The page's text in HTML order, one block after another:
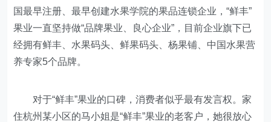
国最早注册、最早创建水果学院的果品连锁企业，“鲜丰”
果业一直坚持做“品牌果业、良心企业”，目前企业旗下已
经拥有鲜丰、水果码头、鲜果码头、杨果铺、中国水果营
养专家5个品牌。
对于“鲜丰”果业的口碑，消费者似乎最有发言权。家
住杭州某小区的马小姐是“鲜丰”果业的老客户，她很放心